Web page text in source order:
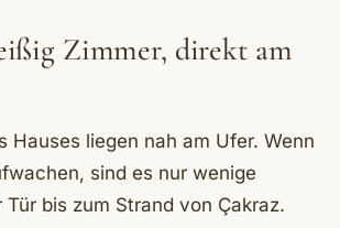
Zimmer, direkt am
Hauses liegen nah am Ufer. Wenn
sind es nur wenige
bis zum Strand von Çakraz.